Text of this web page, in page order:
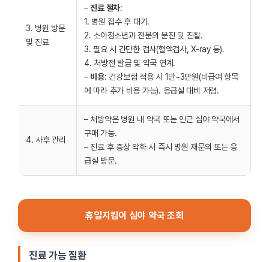
3. 병원 방문
및 진료
–진료 절차:
1. 병원 접수 후 대기.
2. 소아청소년과 전문의 문진 및 진찰.
3. 필요 시 간단한 검사(혈액검사, X-ray 등).
4. 처방전 발급 및 약국 연계.
– 비용: 건강보험 적용 시 1만~3만원(비급여 항목
에 따라 추가 비용 가능). 응급실 대비 저렴.
4. 사후 관리
– 처방약은 병원 내 약국 또는 인근 심야 약국에서
구매 가능.
– 진료 후 증상 악화 시 즉시 병원 재문의 또는 응
급실 방문.
휴일지킴이 심야 약국 조회
진료 가능 질환